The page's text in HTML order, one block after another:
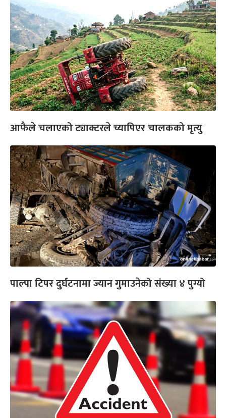
आफैले चलाएको ट्याक्टरले च्यापिएर चालकको मृत्यु
पाल्पा टिपर दुर्घटनामा ज्यान गुमाउनेको संख्या ४ पुग्यो